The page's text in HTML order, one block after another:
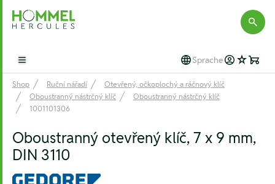
Hommel Hercules
Open main menu Sprache
Shop Ruční nářadí
Otevřený, očkoplochý a ráčnový klíč
Oboustranný nástrčný klíč
Oboustranný nástrčný klíč
1001101306
Oboustranný otevřený klíč, 7 x 9 mm,
DIN 3110